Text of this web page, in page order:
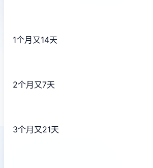
1个月又14天
2个月又7天
3个月又21天